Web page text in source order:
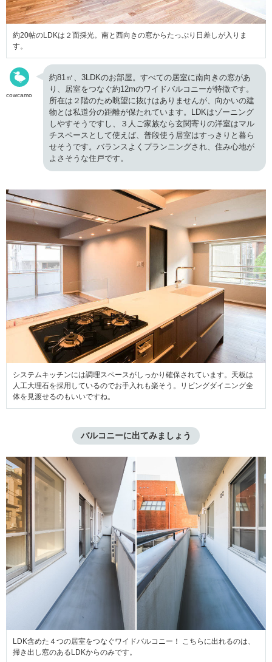
約20帖のLDKは２面採光。南と西向きの窓からたっぷり日差しが入りま
す。
cowcamo
約81㎡、3LDKのお部屋。すべての居室に南向きの窓があ
り、居室をつなぐ約12mのワイドバルコニーが特徴です。
所在は２階のため眺望に抜けはありませんが、向かいの建
物とは私道分の距離が保たれています。LDKはゾーニング
しやすそうですし、３人ご家族なら玄関寄りの洋室はマル
チスペースとして使えば、普段使う居室はすっきりと暮ら
せそうです。バランスよくプランニングされ、住み心地が
よさそうな住戸です。
システムキッチンには調理スペースがしっかり確保されています。天板は
人工大理石を採用しているのでお手入れも楽そう。リビングダイニング全
体を見渡せるのもいいですね。
バルコニーに出てみましょう
LDK含めた４つの居室をつなぐワイドバルコニー！ こちらに出れるのは、
掃き出し窓のあるLDKからのみです。